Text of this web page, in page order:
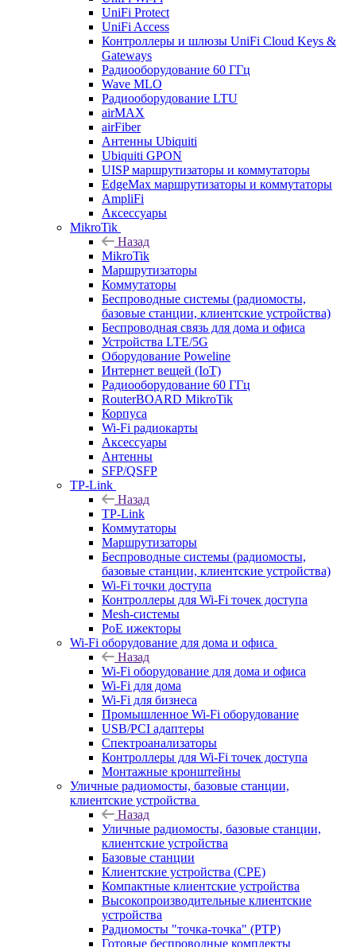
UniFi Protect
UniFi Access
Контроллеры и шлюзы UniFi Cloud Keys &
Gateways
Радиооборудование 60 ГГц
Wave MLO
Радиооборудование LTU
airMAX
airFiber
Антенны Ubiquiti
Ubiquiti GPON
UISP маршрутизаторы и коммутаторы
EdgeMax маршрутизаторы и коммутаторы
AmpliFi
Аксессуары
MikroTik
Назад
MikroTik
Маршрутизаторы
Коммутаторы
Беспроводные системы (радиомосты,
базовые станции, клиентские устройства)
Беспроводная связь для дома и офиса
Устройства LTE/5G
Оборудование Poweline
Интернет вещей (IoT)
Радиооборудование 60 ГГц
RouterBOARD MikroTik
Корпуса
Wi-Fi радиокарты
Аксессуары
Антенны
SFP/QSFP
TP-Link
Назад
TP-Link
Коммутаторы
Маршрутизаторы
Беспроводные системы (радиомосты,
базовые станции, клиентские устройства)
Wi-Fi точки доступа
Контроллеры для Wi-Fi точек доступа
Mesh-системы
PoE ижекторы
Wi-Fi оборудование для дома и офиса
Назад
Wi-Fi оборудование для дома и офиса
Wi-Fi для дома
Wi-Fi для бизнеса
Промышленное Wi-Fi оборудование
USB/PCI адаптеры
Cпектроанализаторы
Контроллеры для Wi-Fi точек доступа
Монтажные кронштейны
Уличные радиомосты, базовые станции,
клиентские устройства
Назад
Уличные радиомосты, базовые станции,
клиентские устройства
Базовые станции
Клиентские устройства (CPE)
Компактные клиентские устройства
Высокопроизводительные клиентские
устройства
Радиомосты "точка-точка" (PTP)
Готовые беспроводные комплекты